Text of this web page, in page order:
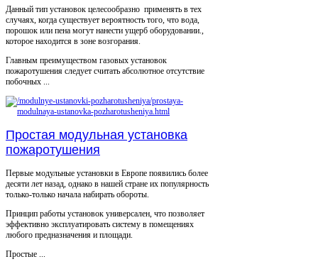
Данный тип установок целесообразно применять в тех
случаях, когда существует вероятность того, что вода,
порошок или пена могут нанести ущерб оборудовании.,
которое находится в зоне возгорания.
Главным преимуществом газовых установок
пожаротушения следует считать абсолютное отсутствие
побочных ...
Простая модульная установка
пожаротушения
Первые модульные установки в Европе появились более
десяти лет назад, однако в нашей стране их популярность
только-только начала набирать обороты.
Принцип работы установок универсален, что позволяет
эффективно эксплуатировать систему в помещениях
любого предназначения и площади.
Простые ...